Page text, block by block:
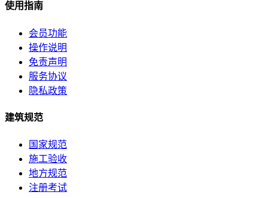
使用指南
会员功能
操作说明
免责声明
服务协议
隐私政策
建筑规范
国家规范
施工验收
地方规范
注册考试